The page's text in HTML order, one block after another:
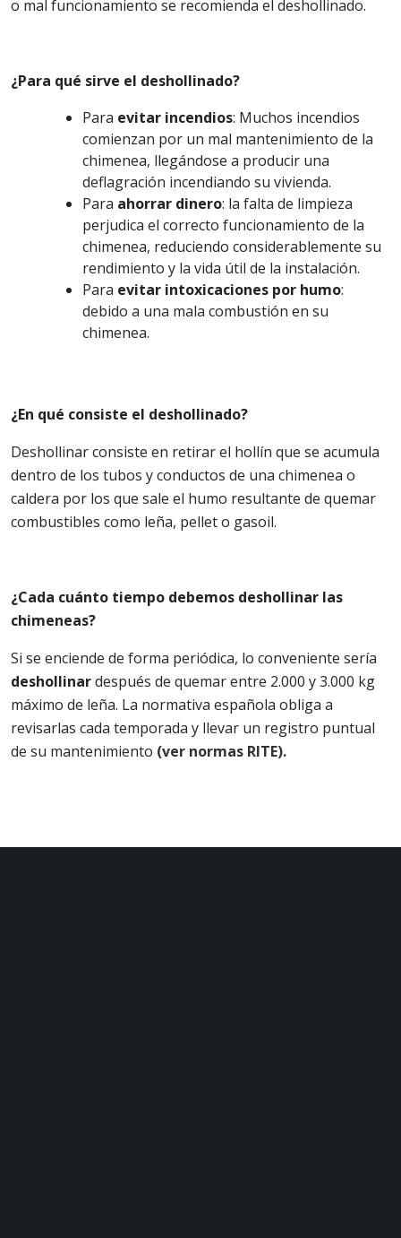
o mal funcionamiento se recomienda el deshollinado.
¿Para qué sirve el deshollinado?
Para evitar incendios: Muchos incendios
comienzan por un mal mantenimiento de la
chimenea, llegándose a producir una
deflagración incendiando su vivienda.
Para ahorrar dinero: la falta de limpieza
perjudica el correcto funcionamiento de la
chimenea, reduciendo considerablemente su
rendimiento y la vida útil de la instalación.
Para evitar intoxicaciones por humo:
debido a una mala combustión en su
chimenea.
¿En qué consiste el deshollinado?
Deshollinar consiste en retirar el hollín que se acumula
dentro de los tubos y conductos de una chimenea o
caldera por los que sale el humo resultante de quemar
combustibles como leña, pellet o gasoil.
¿Cada cuánto tiempo debemos deshollinar las
chimeneas?
Si se enciende de forma periódica, lo conveniente sería
deshollinardespués de quemar entre 2.000 y 3.000 kg
máximo de leña. La normativa española obliga a
revisarlas cada temporada y llevar un registro puntual
de su mantenimiento (ver normas RITE).